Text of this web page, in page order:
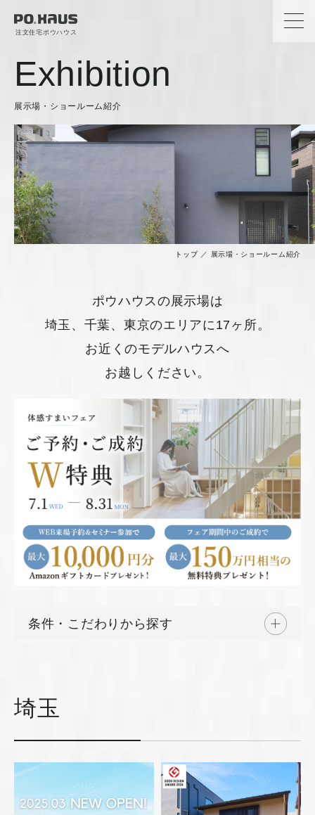
注文住宅ポウハウス
Exhibition
展示場・ショールーム紹介
トップ／ 展示場・ショールーム紹介
ポウハウスの展示場は
埼玉、千葉、東京のエリアに17ヶ所。
お近くのモデルハウスへ
お越しください。
条件・こだわりから探す
埼玉